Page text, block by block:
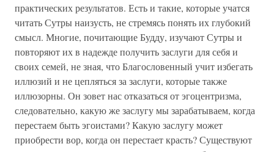
практических результатов. Есть и такие, которые учатся
читать Сутры наизусть, не стремясь понять их глубокий
смысл. Многие, почитающие Будду, изучают Сутры и
повторяют их в надежде получить заслуги для себя и
своих семей, не зная, что Благословенный учит избегать
иллюзий и не цепляться за заслуги, которые также
иллюзорны. Он зовет нас отказаться от эгоцентризма,
следовательно, какую же заслугу мы зарабатываем, когда
перестаем быть эгоистами? Какую заслугу может
приобрести вор, когда он перестает красть? Существуют